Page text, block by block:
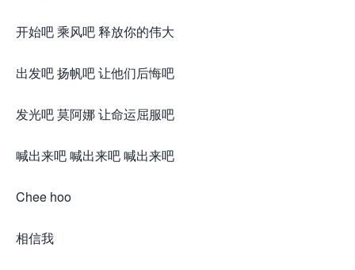
开始吧 乘风吧 释放你的伟大
出发吧 扬帆吧 让他们后悔吧
发光吧 莫阿娜 让命运屈服吧
喊出来吧 喊出来吧 喊出来吧
Chee hoo
相信我